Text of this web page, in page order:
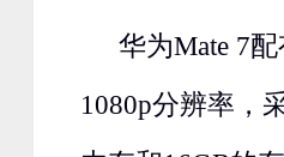
华为Mate 7
1080p分辨率，